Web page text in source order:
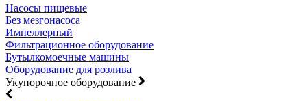
Насосы пищевые
Без мезгонасоса
Импеллерный
Фильтрационное оборудование
Бутылкомоечные машины
Оборудование для розлива
Укупорочное оборудование